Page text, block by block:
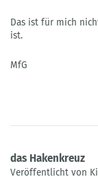
Das ist für mich
ist.
MfG
das Hakenkreuz
Veröffentlicht von